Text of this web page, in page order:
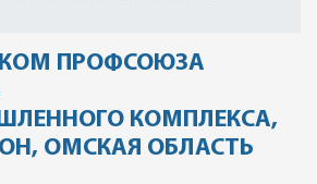
ПРОФСОЮЗА
КОМПЛЕКСА,
ОМСКАЯ ОБЛАСТЬ